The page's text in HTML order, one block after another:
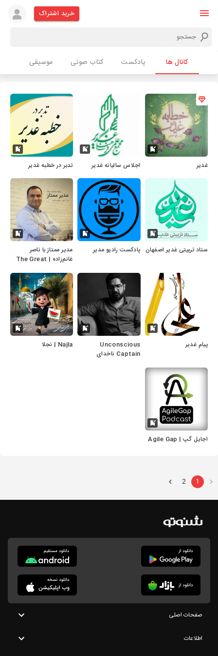
خرید اشتراک
کانال ها پادکست کتاب صوتی موسیقی
غدیر اجلاس سالیانه غدیر تدبر در خطبه غدیر
ستاد تربیتی غدیر اصفهان پادکست رادیو مدیر
مدیر ممتاز با ناصر
غانم‌زاده | The Great
پیام غدیر
Unconscious
Captain ناخدای
Najla | نجلا
اجایل گپ | Agile Gap
1
2
صفحات اصلی
اطلاعات